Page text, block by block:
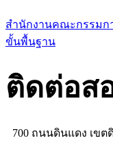
สำนักงานคณะกรรมก
ขั้นพื้นฐาน
ติดต่อส
700 ถนนดินแดง เขต